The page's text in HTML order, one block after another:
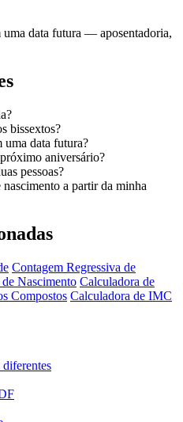
uma data futura — aposentadoria,
bissextos?
uma data futura?
aniversário?
pessoas?
a partir da minha
Contagem Regressiva de
Nascimento Calculadora de
Compostos Calculadora de IMC
diferentes